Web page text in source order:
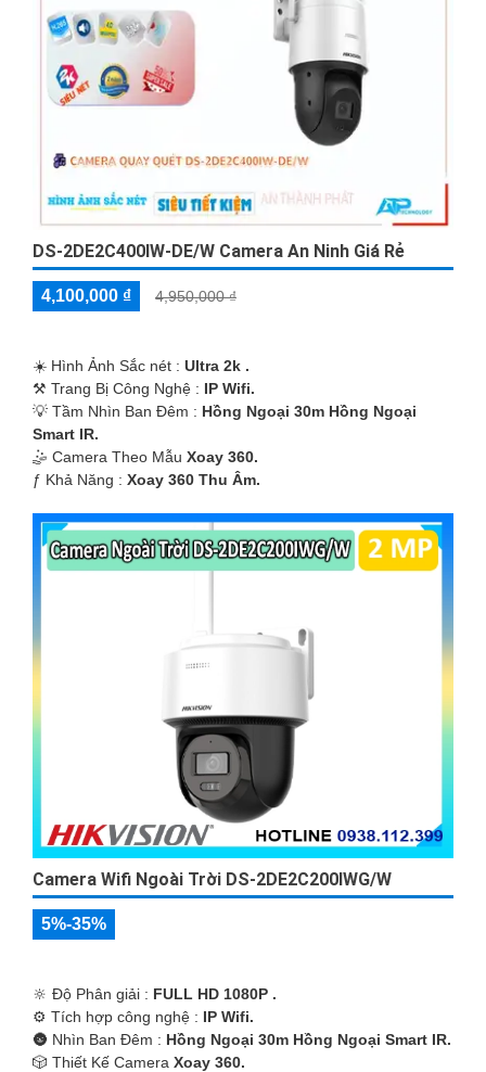
DS-2DE2C400IW-DE/W Camera An Ninh Giá Rẻ
4,100,000 ₫ 4,950,000 ₫
☀️ Hình Ảnh Sắc nét : Ultra 2k .
⚒ Trang Bị Công Nghệ : IP Wifi.
💡 Tầm Nhìn Ban Đêm : Hồng Ngoại 30m Hồng Ngoại
Smart IR.
🤹 Camera Theo Mẫu Xoay 360.
️ƒ Khả Năng : Xoay 360 Thu Âm.
Camera Wifi Ngoài Trời DS-2DE2C200IWG/W
5%-35%
🔆 Độ Phân giải : FULL HD 1080P .
⚙ Tích hợp công nghệ : IP Wifi.
🌚 Nhìn Ban Đêm : Hồng Ngoại 30m Hồng Ngoại Smart IR.
🎲 Thiết Kế Camera Xoay 360.